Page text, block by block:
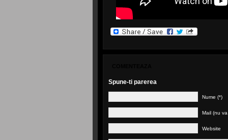
Spune-ti parerea
Nume (*)
Mail (nu
Website